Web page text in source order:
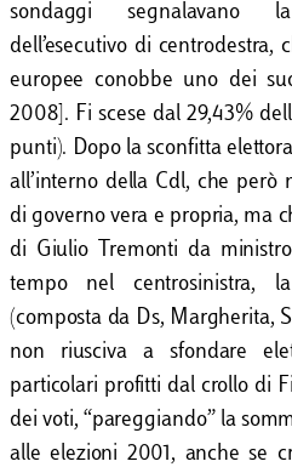
sondaggi segnalavano
dell’esecutivo di
europee conobbe uno dei
2008]. Fi scese dal 29,43%
punti). Dopo la sconfitta
all’interno della Cdl, che però
di governo vera e propria, ma
di Giulio Tremonti da ministro
tempo nel centrosinistra,
(composta da Ds, Margherita,
non riusciva a sfondare
particolari profitti dal crollo di
dei voti, “pareggiando” la
alle elezioni 2001, anche se